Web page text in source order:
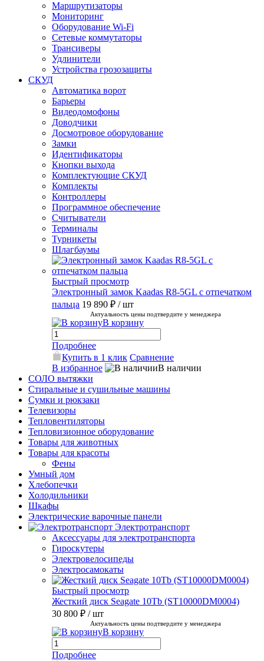
Маршрутизаторы
Мониторинг
Оборудование Wi-Fi
Сетевые коммутаторы
Трансиверы
Удлинители
Устройства грозозащиты
СКУД
Автоматика ворот
Барьеры
Видеодомофоны
Доводчики
Досмотровое оборудование
Замки
Идентификаторы
Кнопки выхода
Комплектующие СКУД
Комплекты
Контроллеры
Программное обеспечение
Считыватели
Терминалы
Турникеты
Шлагбаумы
Быстрый просмотр
Электронный замок Kaadas R8-5GL с отпечатком
пальца 19 890 ₽ / шт
Актуальность цены подтвердите у менеджера
В корзину
Подробнее
Купить в 1 клик Сравнение
В избранное
В наличии
СОЛО вытяжки
Стиральные и сушильные машины
Сумки и рюкзаки
Телевизоры
Тепловентиляторы
Тепловизионное оборудование
Товары для животных
Товары для красоты
Фены
Умный дом
Хлебопечки
Холодильники
Шкафы
Электрические варочные панели
Электротранспорт
Аксессуары для электротранспорта
Гироскутеры
Электровелосипеды
Электросамокаты
Быстрый просмотр
Жесткий диск Seagate 10Tb (ST10000DM0004)
30 800 ₽ / шт
Актуальность цены подтвердите у менеджера
В корзину
Подробнее